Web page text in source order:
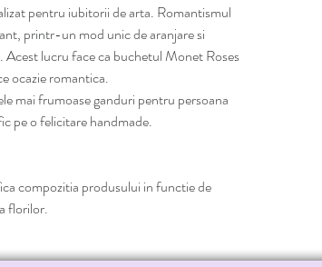
pentru iubitorii de arta. Romantismul
printr-un mod unic de aranjare si
lucru face ca buchetul Monet Roses
ocazie romantica.
mai frumoase ganduri pentru persoana
pe o felicitare handmade.
compozitia produsului in functie de
florilor.